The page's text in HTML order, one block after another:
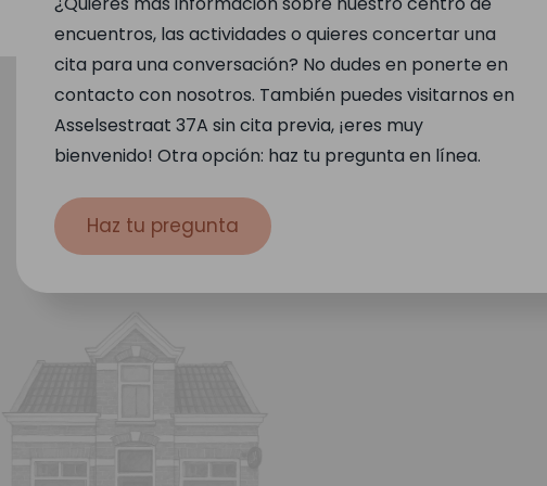
encuentros, las actividades o quieres concertar una
cita para una conversación? No dudes en ponerte en
contacto con nosotros. También puedes visitarnos en
Asselsestraat 37A sin cita previa, ¡eres muy
bienvenido! Otra opción: haz tu pregunta en línea.
Haz tu pregunta